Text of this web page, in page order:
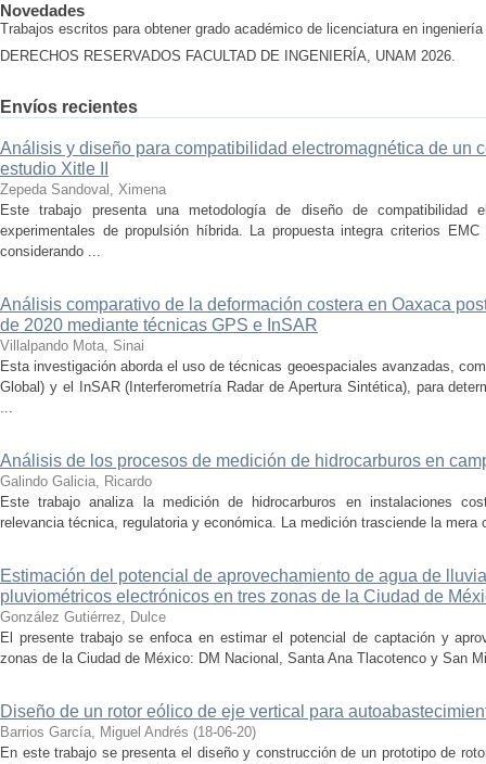
Novedades
Trabajos escritos para obtener grado académico de licenciatura en
DERECHOS RESERVADOS FACULTAD DE INGENIERÍA, UNAM 2026.
Envíos recientes
Análisis y diseño para compatibilidad electromagnética de un
estudio Xitle II
Zepeda Sandoval, Ximena
Este trabajo presenta una metodología de diseño de compatibilidad
experimentales de propulsión híbrida. La propuesta integra criterios
considerando ...
Análisis comparativo de la deformación costera en Oaxaca
de 2020 mediante técnicas GPS e InSAR
Villalpando Mota, Sinai
Esta investigación aborda el uso de técnicas geoespaciales avanzadas,
Global) y el InSAR (Interferometría Radar de Apertura Sintética), para
...
Análisis de los procesos de medición de hidrocarburos en
Galindo Galicia, Ricardo
Este trabajo analiza la medición de hidrocarburos en instalaciones
relevancia técnica, regulatoria y económica. La medición trasciende la
Estimación del potencial de aprovechamiento de agua de
pluviométricos electrónicos en tres zonas de la Ciudad de
González Gutiérrez, Dulce
El presente trabajo se enfoca en estimar el potencial de captación y
zonas de la Ciudad de México: DM Nacional, Santa Ana Tlacotenco y San
Diseño de un rotor eólico de eje vertical para
Barrios García, Miguel Andrés (18-06-20)
En este trabajo se presenta el diseño y construcción de un prototipo de